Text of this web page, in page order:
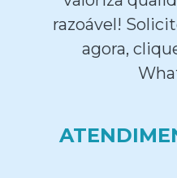
razoável!
agora,